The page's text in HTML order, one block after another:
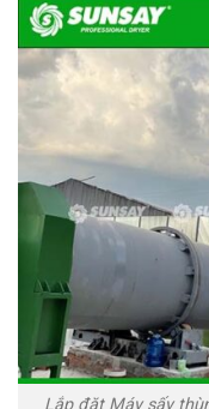
Lắp đặt Máy sấy